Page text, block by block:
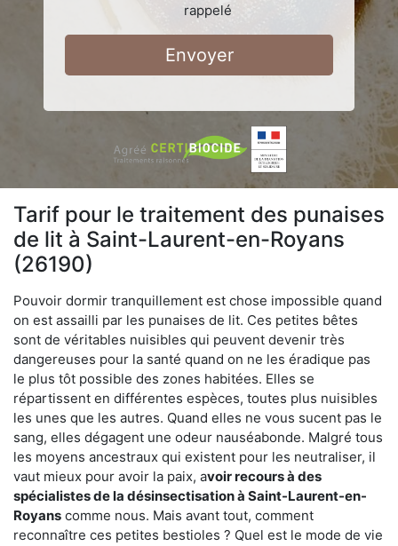
rappelé
Envoyer
Tarif pour le traitement des punaises
de lit à Saint-Laurent-en-Royans
(26190)
Pouvoir dormir tranquillement est chose impossible quand
on est assailli par les punaises de lit. Ces petites bêtes
sont de véritables nuisibles qui peuvent devenir très
dangereuses pour la santé quand on ne les éradique pas
le plus tôt possible des zones habitées. Elles se
répartissent en différentes espèces, toutes plus nuisibles
les unes que les autres. Quand elles ne vous sucent pas le
sang, elles dégagent une odeur nauséabonde. Malgré tous
les moyens ancestraux qui existent pour les neutraliser, il
vaut mieux pour avoir la paix, avoir recours à des
spécialistes de la désinsectisation à Saint-Laurent-en-
Royans comme nous. Mais avant tout, comment
reconnaître ces petites bestioles ? Quel est le mode de vie